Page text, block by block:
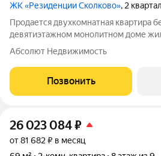
ЖК «Резиденции Сколково», 2
Продается двухкомнатная квартира
девятиэтажном монолитном доме
«Резиденции Сколково». Общая
этаж 6 из 9. Срок сдачи - 2 квартал
АВГУСТА выгодные условия на
Абсолют Недвижимость
Позвонить
26 023 084₽
от 81 682 ₽ в месяц